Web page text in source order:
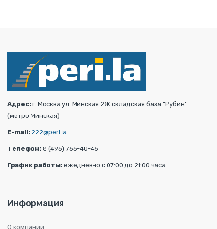
Адрес: г. Москва ул. Минская 2Ж складская база "Рубин"
(метро Минская)
E-mail: 222@peri.la
Телефон: 8 (495) 765-40-46
График работы: ежедневно с 07:00 до 21:00 часа
Информация
О компании